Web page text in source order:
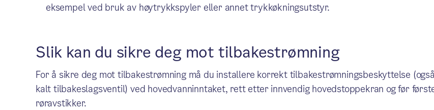
eksempel ved bruk av høytrykkspyler eller annet trykkøkningsutstyr.
Slik kan du sikre deg mot tilbakestrømning
For å sikre deg mot tilbakestrømning må du installere korrekt tilbakestrømningsbeskyttelse (også
kalt tilbakeslagsventil) ved hovedvanninntaket, rett etter innvendig hovedstoppekran og før
røravstikker.